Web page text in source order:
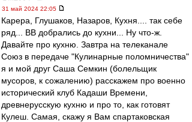
31 май 2024 22:05
Карера, Глушаков, Назаров, Кухня.... так себе
ряд... ВВ добрались до кухни... Ну что-ж.
Давайте про кухню. Завтра на телеканале
Союз в передаче "Кулинарные поломничества"
я и мой друг Саша Семкин (болельщик
мусоров, к сожалению) расскажем про военно
исторический клуб Кадаши Времени,
древнерусскую кухню и про то, как готовят
Кулеш. Самая, скажу я Вам спартаковская